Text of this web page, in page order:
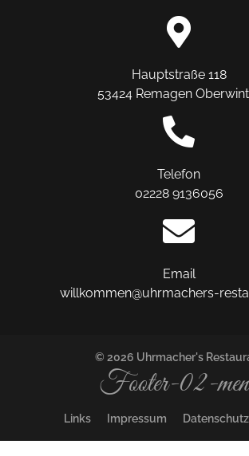
Hauptstraße 118
53424 Remagen
Telefon
02228 9136056
Email
willkommen@uhrmachers-
© 2026 Uhrmacher's
Footer-02-
Links Impressum Datenschutz